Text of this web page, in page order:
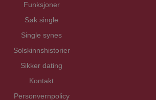
Funksjoner
Søk single
Single synes
Solskinnshistorier
Sikker dating
Kontakt
Personvernpolicy